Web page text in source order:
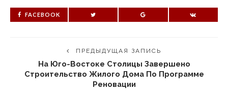
FACEBOOK
ПРЕДЫДУЩАЯ ЗАПИСЬ
На Юго-Востоке Столицы Завершено
Строительство Жилого Дома По Программе
Реновации